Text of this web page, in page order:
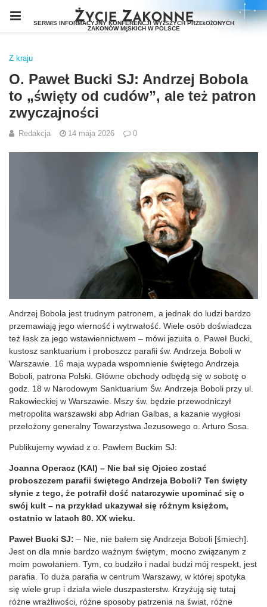
Z kraju
O. Paweł Bucki SJ: Andrzej Bobola
to „święty od cudów”, ale też patron
zwyczajności
Redakcja 14 maja 2026 0
Andrzej Bobola jest trudnym patronem, a jednak do ludzi bardzo
przemawiają jego wierność i wytrwałość. Wiele osób doświadcza
też łask za jego wstawiennictwem – mówi jezuita o. Paweł Bucki,
kustosz sanktuarium i proboszcz parafii św. Andrzeja Boboli w
Warszawie. 16 maja wypada wspomnienie świętego Andrzeja
Boboli, patrona Polski. Główne obchody odbędą się w sobotę o
godz. 18 w Narodowym Sanktuarium Św. Andrzeja Boboli przy ul.
Rakowieckiej w Warszawie. Mszy św. będzie przewodniczył
metropolita warszawski abp Adrian Galbas, a kazanie wygłosi
przełożony generalny Towarzystwa Jezusowego o. Arturo Sosa.
Publikujemy wywiad z o. Pawłem Buckim SJ:
Joanna Operacz (KAI) – Nie bał się Ojciec zostać
proboszczem parafii świętego Andrzeja Boboli? Ten święty
słynie z tego, że potrafił dość natarczywie upominać się o
swój kult – na przykład ukazywał się różnym księżom,
ostatnio w latach 80. XX wieku.
Paweł Bucki SJ: – Nie, nie bałem się Andrzeja Boboli [śmiech].
Jest on dla mnie bardzo ważnym świętym, mocno związanym z
moim powołaniem. Tym, co budziło i nadal budzi mój respekt, jest
parafia. To duża parafia w centrum Warszawy, w której spotyka
się wiele grup i działa wiele duszpasterstw. Krzyżują się tutaj
różne wrażliwości, różne sposoby patrzenia na świat, różne